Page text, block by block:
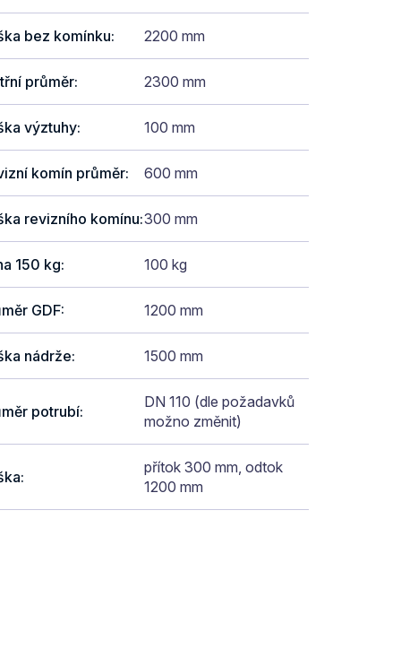
bez komínku: 2200 mm
průměr: 2300 mm
výztuhy: 100 mm
komín průměr: 600 mm
revizního komínu:300 mm
150 kg: 100 kg
GDF: 1200 mm
nádrže: 1500 mm
potrubí:
DN 110 (dle požadavků
možno změnit)
:
přítok 300 mm, odtok
1200 mm